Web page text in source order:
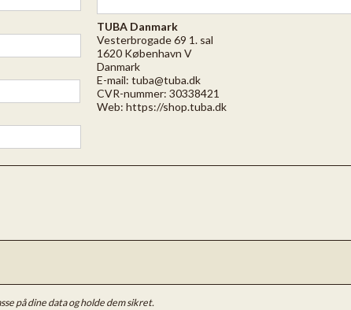
TUBA Danmark
Vesterbrogade 69 1. sal
1620 København V
Danmark
E-mail: tuba@tuba.dk
CVR-nummer: 30338421
Web: https://shop.tuba.dk
på dine data og holde dem sikret.